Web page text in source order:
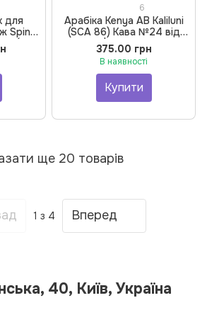
для
Sping
(100
6
Арабіка Kenya AB Kaliluni
(SCA 86) Кава №24 від
BUNO. | Кава зернова,
Обсмажування – Еспресо,
250 г
375.00 грн
В наявності
Купити
ще 20 товарів
1 з 4 Вперед
40, Київ, Україна